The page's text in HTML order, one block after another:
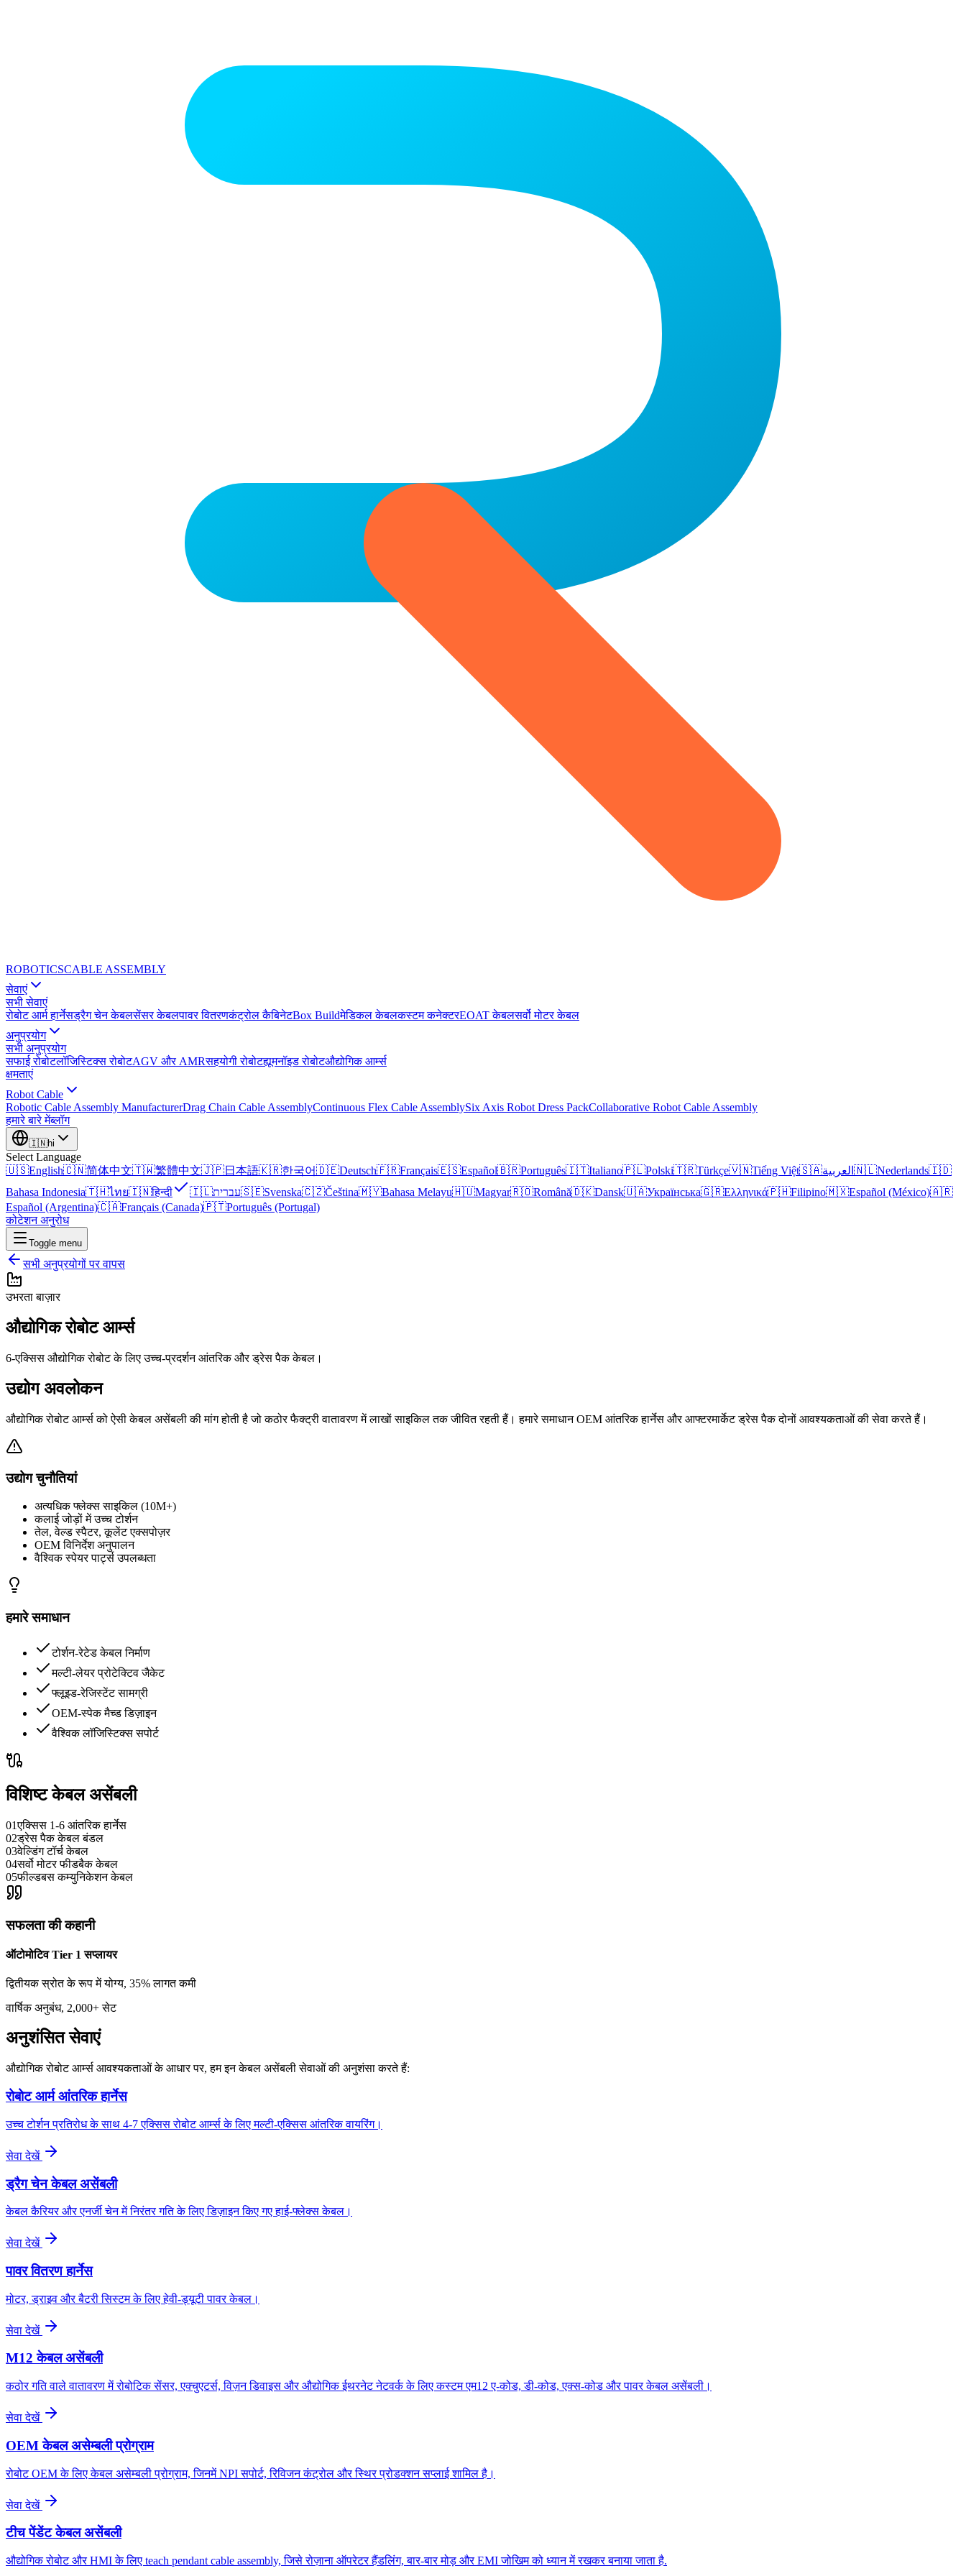
ROBOTICSCABLE ASSEMBLY
सेवाएं
सभी सेवाएं
रोबोट आर्म हार्नेसड्रैग चेन केबलसेंसर केबलपावर वितरणकंट्रोल कैबिनेटBox Buildमेडिकल केबलकस्टम कनेक्टरEOAT केबलसर्वो मोटर केबल
अनुप्रयोग
सभी अनुप्रयोग
सफाई रोबोटलॉजिस्टिक्स रोबोटAGV और AMRसहयोगी रोबोटह्यूमनॉइड रोबोटऔद्योगिक आर्म्स
क्षमताएं
Robot Cable
Robotic Cable Assembly ManufacturerDrag Chain Cable AssemblyContinuous Flex Cable AssemblySix Axis Robot Dress PackCollaborative Robot Cable Assembly
हमारे बारे मेंब्लॉग
🇮🇳hi
Select Language
🇺🇸English🇨🇳简体中文🇹🇼繁體中文🇯🇵日本語🇰🇷한국어🇩🇪Deutsch🇫🇷Français🇪🇸Español🇧🇷Português🇮🇹Italiano🇵🇱Polski🇹🇷Türkçe🇻🇳Tiếng Việt🇸🇦العربية 🇳🇱Nederlands🇮🇩
Bahasa Indonesia🇹🇭ไทย🇮🇳हिन्दी 🇮🇱עברית🇸🇪Svenska🇨🇿Čeština🇲🇾Bahasa Melayu🇭🇺Magyar🇷🇴Română🇩🇰Dansk🇺🇦Українська🇬🇷Ελληνικά🇵🇭Filipino🇲🇽Español (México)🇦🇷
Español (Argentina)🇨🇦Français (Canada)🇵🇹Português (Portugal)
कोटेशन अनुरोध
Toggle menu
सभी अनुप्रयोगों पर वापस
उभरता बाज़ार
औद्योगिक रोबोट आर्म्स
6-एक्सिस औद्योगिक रोबोट के लिए उच्च-प्रदर्शन आंतरिक और ड्रेस पैक केबल।
उद्योग अवलोकन
औद्योगिक रोबोट आर्म्स को ऐसी केबल असेंबली की मांग होती है जो कठोर फैक्ट्री वातावरण में लाखों साइकिल तक जीवित रहती हैं। हमारे समाधान OEM आंतरिक हार्नेस और आफ्टरमार्केट ड्रेस पैक दोनों आवश्यकताओं की सेवा करते हैं।
उद्योग चुनौतियां
अत्यधिक फ्लेक्स साइकिल (10M+)
कलाई जोड़ों में उच्च टोर्शन
तेल, वेल्ड स्पैटर, कूलेंट एक्सपोज़र
OEM विनिर्देश अनुपालन
वैश्विक स्पेयर पार्ट्स उपलब्धता
हमारे समाधान
टोर्शन-रेटेड केबल निर्माण
मल्टी-लेयर प्रोटेक्टिव जैकेट
फ्लूइड-रेजिस्टेंट सामग्री
OEM-स्पेक मैच्ड डिज़ाइन
वैश्विक लॉजिस्टिक्स सपोर्ट
विशिष्ट केबल असेंबली
01एक्सिस 1-6 आंतरिक हार्नेस
02ड्रेस पैक केबल बंडल
03वेल्डिंग टॉर्च केबल
04सर्वो मोटर फीडबैक केबल
05फील्डबस कम्युनिकेशन केबल
सफलता की कहानी
ऑटोमोटिव Tier 1 सप्लायर
द्वितीयक स्रोत के रूप में योग्य, 35% लागत कमी
वार्षिक अनुबंध, 2,000+ सेट
अनुशंसित सेवाएं
औद्योगिक रोबोट आर्म्स आवश्यकताओं के आधार पर, हम इन केबल असेंबली सेवाओं की अनुशंसा करते हैं:
रोबोट आर्म आंतरिक हार्नेस
उच्च टोर्शन प्रतिरोध के साथ 4-7 एक्सिस रोबोट आर्म्स के लिए मल्टी-एक्सिस आंतरिक वायरिंग।
सेवा देखें
ड्रैग चेन केबल असेंबली
केबल कैरियर और एनर्जी चेन में निरंतर गति के लिए डिज़ाइन किए गए हाई-फ्लेक्स केबल।
सेवा देखें
पावर वितरण हार्नेस
मोटर, ड्राइव और बैटरी सिस्टम के लिए हेवी-ड्यूटी पावर केबल।
सेवा देखें
M12 केबल असेंबली
कठोर गति वाले वातावरण में रोबोटिक सेंसर, एक्चुएटर्स, विज़न डिवाइस और औद्योगिक ईथरनेट नेटवर्क के लिए कस्टम एम12 ए-कोड, डी-कोड, एक्स-कोड और पावर केबल असेंबली।
सेवा देखें
OEM केबल असेम्बली प्रोग्राम
रोबोट OEM के लिए केबल असेम्बली प्रोग्राम, जिनमें NPI सपोर्ट, रिविजन कंट्रोल और स्थिर प्रोडक्शन सप्लाई शामिल है।
सेवा देखें
टीच पेंडेंट केबल असेंबली
औद्योगिक रोबोट और HMI के लिए teach pendant cable assembly, जिसे रोज़ाना ऑपरेटर हैंडलिंग, बार-बार मोड़ और EMI जोखिम को ध्यान में रखकर बनाया जाता है.